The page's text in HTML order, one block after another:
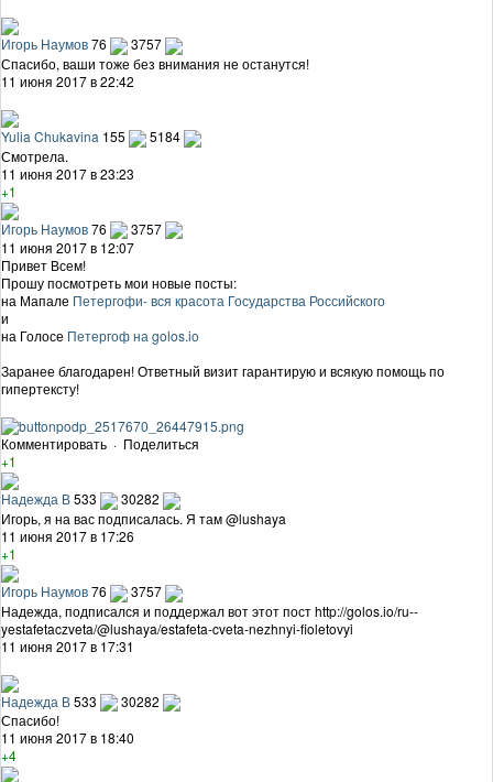
Игорь Наумов76
3757
Спасибо, ваши тоже без внимания не останутся!
11 июня 2017 в 22:42
Yulia Chukavina 155
5184
Смотрела.
11 июня 2017 в 23:23
+1
Игорь Наумов76
3757
11 июня 2017 в 12:07
Привет Всем!
Прошу посмотреть мои новые посты:
на Мапале Петергофи- вся красота Государства Российского
и
на Голосе Петергоф на golos.io
Заранее благодарен! Ответный визит гарантирую и всякую помощь по
гипертексту!
Комментировать · Поделиться
+1
Надежда В533
30282
Игорь, я на вас подписалась. Я там @lushaya
11 июня 2017 в 17:26
+1
Игорь Наумов76
3757
Надежда, подписался и поддержал вот этот пост http://golos.io/ru--
yestafetaczveta/@lushaya/estafeta-cveta-nezhnyi-fioletovyi
11 июня 2017 в 17:31
Надежда В533
30282
Спасибо!
11 июня 2017 в 18:40
+4